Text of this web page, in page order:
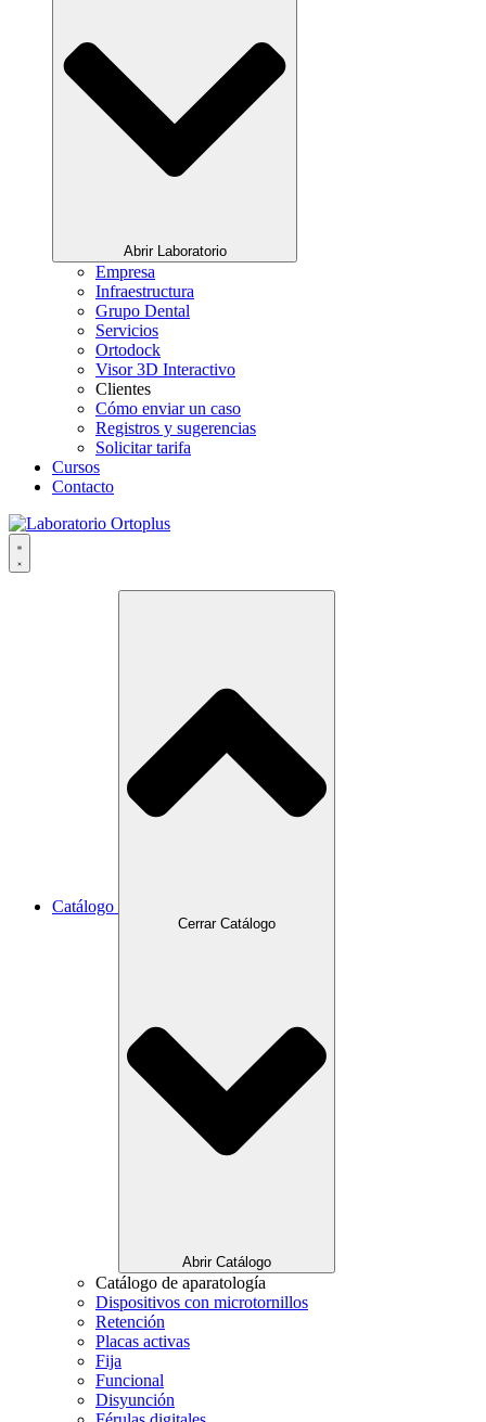
Abrir Laboratorio
Empresa
Infraestructura
Grupo Dental
Servicios
Ortodock
Visor 3D Interactivo
Clientes
Cómo enviar un caso
Registros y sugerencias
Solicitar tarifa
Cursos
Contacto
Catálogo
Cerrar Catálogo
Abrir Catálogo
Catálogo de aparatología
Dispositivos con microtornillos
Retención
Placas activas
Fija
Funcional
Disyunción